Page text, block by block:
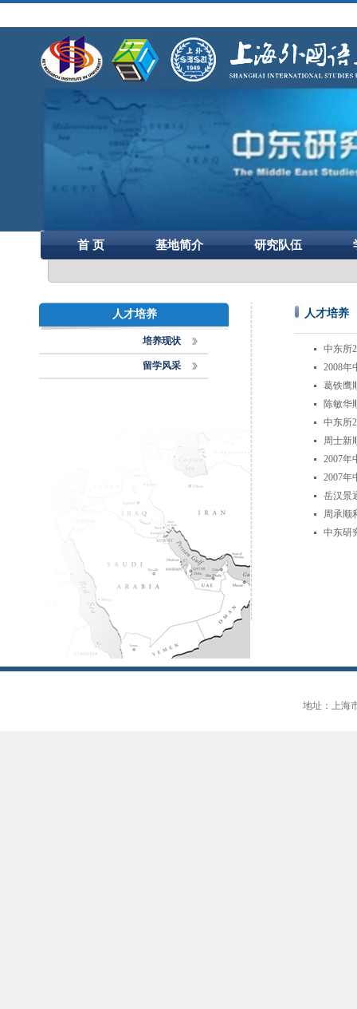
首 页 基地简介 研究队伍
人才培养
培养现状
留学风采
人才培养
中东所
2008年
葛铁鹰
陈敏华
中东所
周士新
2007年
2007年
岳汉景
周承顺
中东研
地址：上海